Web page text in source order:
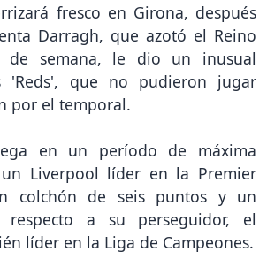
fresco en Girona, después
Darragh, que azotó el Reino
de semana, le dio un inusual
'Reds', que no pudieron jugar
por el temporal.
en un período de máxima
Liverpool líder en la Premier
colchón de seis puntos y un
respecto a su perseguidor, el
líder en la Liga de Campeones.